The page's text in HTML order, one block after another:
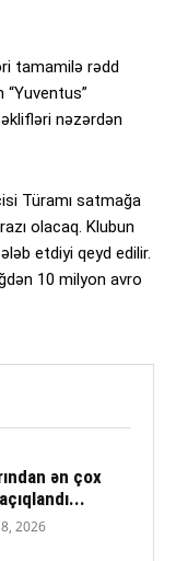
tamamilə rədd
“Yuventus”
nəzərdən
Türamı satmağa
olacaq. Klubun
etdiyi qeyd edilir.
10 milyon avro
ən çox
2026